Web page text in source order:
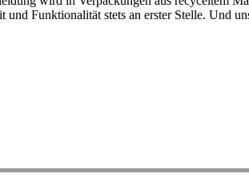
Funktionalität stets an erster Stelle. Und